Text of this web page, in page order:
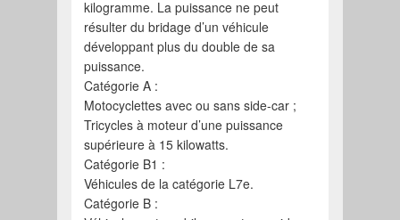
kilogramme. La puissance ne peut
résulter du bridage d’un véhicule
développant plus du double de sa
puissance.
Catégorie A :
Motocyclettes avec ou sans side-car ;
Tricycles à moteur d’une puissance
supérieure à 15 kilowatts.
Catégorie B1 :
Véhicules de la catégorie L7e.
Catégorie B :